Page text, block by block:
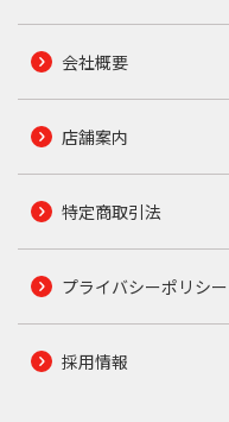
会社概要
店舗案内
特定商取引法
プライバシーポリシー
採用情報